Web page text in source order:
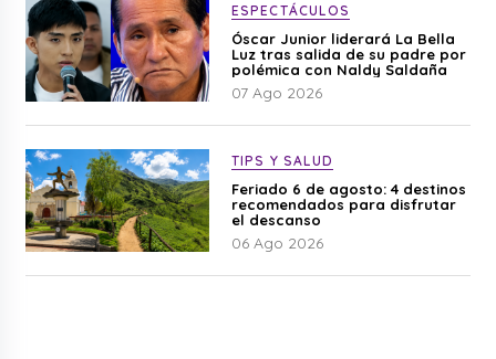
ESPECTÁCULOS
Óscar Junior liderará La Bella
Luz tras salida de su padre por
polémica con Naldy Saldaña
07 Ago 2026
TIPS Y SALUD
Feriado 6 de agosto: 4 destinos
recomendados para disfrutar
el descanso
06 Ago 2026